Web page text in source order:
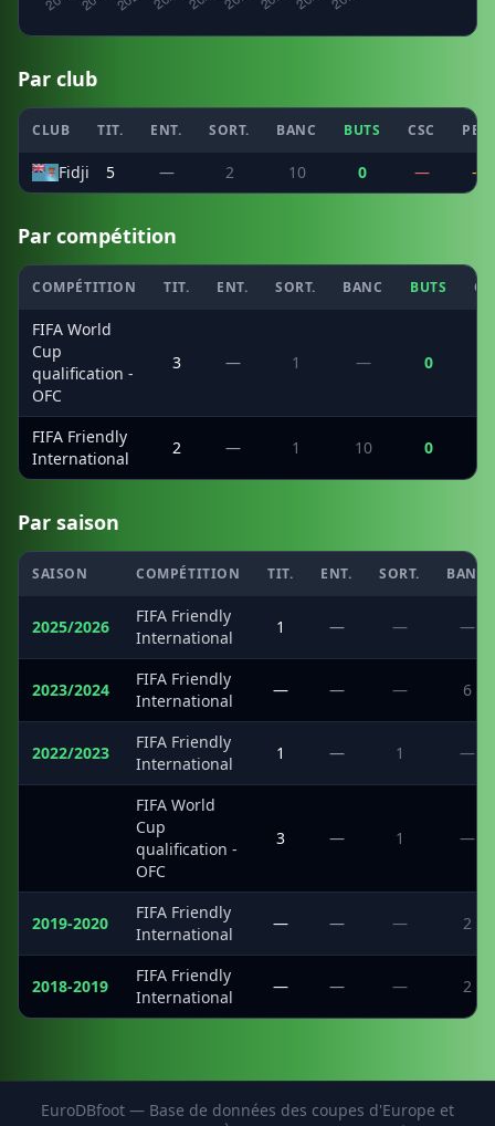
Par club
CLUB TIT. ENT. SORT. BANC BUTS CSC PEN.
Fidji 5 — 2 10 0 — —
Par compétition
COMPÉTITION TIT. ENT. SORT. BANC BUTS
FIFA World
Cup
qualification -
OFC
3 — 1 — 0
FIFA Friendly
International
2 — 1 10 0
Par saison
SAISON COMPÉTITION TIT. ENT. SORT. BANC
2025/2026
FIFA Friendly
International
1 — — —
2023/2024
FIFA Friendly
International
— — — 6
2022/2023
FIFA Friendly
International
1 — 1 —
FIFA World
Cup
qualification -
OFC
3 — 1 —
2019-2020
FIFA Friendly
International
— — — 2
2018-2019
FIFA Friendly
International
— — — 2
EuroDBfoot — Base de données des coupes d'Europe et